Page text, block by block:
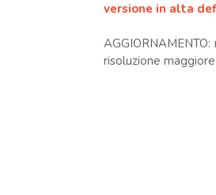
versione in alta
risoluzione